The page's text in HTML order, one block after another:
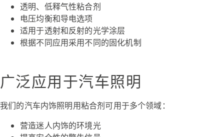
透明、低释气性粘合剂
电压均衡和导电选项
适用于透射和反射的光学涂层
根据不同应用采用不同的固化机制
广泛应用于汽车照明
我们的汽车内饰照明用粘合剂可用于多个领域：
营造迷人内饰的环境光